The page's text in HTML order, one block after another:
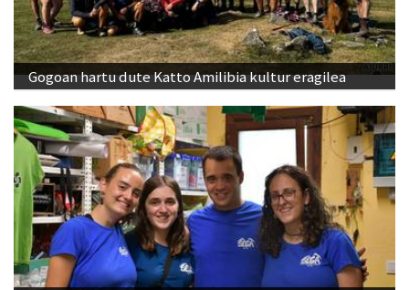
Gogoan hartu dute Katto Amilibia kultur eragilea